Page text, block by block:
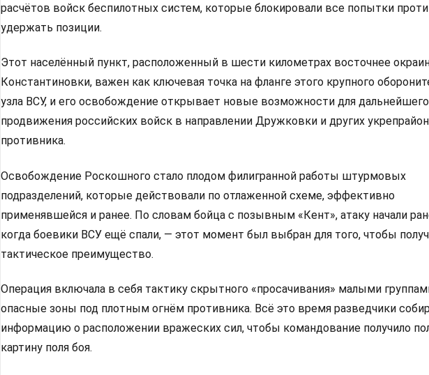
расчётов войск беспилотных систем, которые блокировали все попытки
удержать позиции.
Этот населённый пункт, расположенный в шести километрах восточнее
Константиновки, важен как ключевая точка на фланге этого крупного
узла ВСУ, и его освобождение открывает новые возможности для дальнейшего
продвижения российских войск в направлении Дружковки и других
противника.
Освобождение Роскошного стало плодом филигранной работы штурмовых
подразделений, которые действовали по отлаженной схеме, эффективно
применявшейся и ранее. По словам бойца с позывным «Кент», атаку начали
когда боевики ВСУ ещё спали, — этот момент был выбран для того, чтобы
тактическое преимущество.
Операция включала в себя тактику скрытного «просачивания» малыми
опасные зоны под плотным огнём противника. Всё это время разведчики
информацию о расположении вражеских сил, чтобы командование получило
картину поля боя.